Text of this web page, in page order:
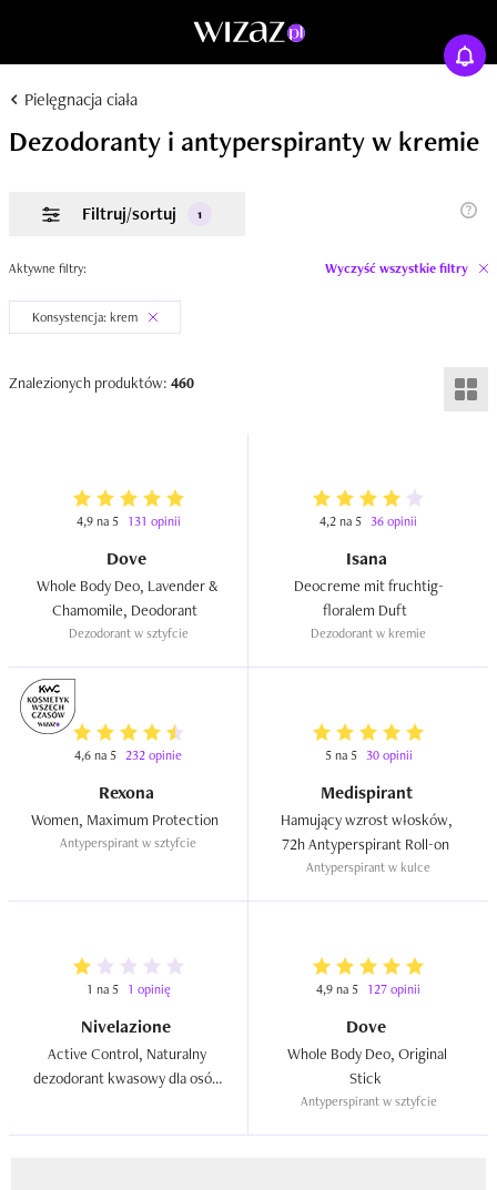
Pielęgnacja ciała
Dezodoranty i antyperspiranty w kremie
Filtruj/sortuj 1
Aktywne filtry: Wyczyść wszystkie filtry
Konsystencja: krem
Znalezionych produktów: 460
4,9 na 5 131 opinii
Dove
Whole Body Deo, Lavender &
Dezodorant w sztyfcie
4,2 na 5 36 opinii
Isana
Deocreme mit fruchtig-
Dezodorant w kremie
4,6 na 5 232 opinie
Rexona
Antyperspirant w sztyfcie
5 na 5 30 opinii
Medispirant
Hamujący wzrost włosków,
Antyperspirant w kulce
1 na 5 1 opinię
Nivelazione
Active Control, Naturalny
dezodorant kwasowy dla osób
4,9 na 5 127 opinii
Dove
Whole Body Deo, Original
Antyperspirant w sztyfcie